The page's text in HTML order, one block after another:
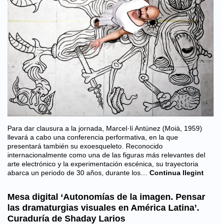
Para dar clausura a la jornada, Marcel·lí Antúnez (Moià, 1959)
llevará a cabo una conferencia performativa, en la que
presentará también su exoesqueleto. Reconocido
internacionalmente como una de las figuras más relevantes del
arte electrónico y la experimentación escénica, su trayectoria
abarca un periodo de 30 años, durante los…
Continua llegint
Mesa digital ‘Autonomías de la imagen. Pensar
las dramaturgias visuales en América Latina’.
Curaduría de Shaday Larios